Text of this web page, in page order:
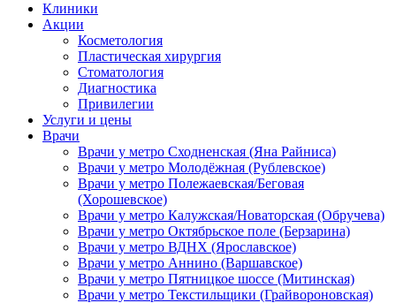
Клиники
Акции
Косметология
Пластическая хирургия
Стоматология
Диагностика
Привилегии
Услуги и цены
Врачи
Врачи у метро Сходненская (Яна Райниса)
Врачи у метро Молодёжная (Рублевское)
Врачи у метро Полежаевская/Беговая
(Хорошевское)
Врачи у метро Калужская/Новаторская (Обручева)
Врачи у метро Октябрьское поле (Берзарина)
Врачи у метро ВДНХ (Ярославское)
Врачи у метро Аннино (Варшавское)
Врачи у метро Пятницкое шоссе (Митинская)
Врачи у метро Текстильщики (Грайвороновская)